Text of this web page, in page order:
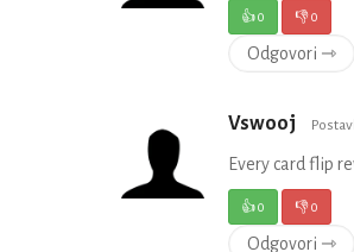
👍0 👎0
Odgovori ⇾
Vswooj
Every card flip
👍0 👎0
Odgovori ⇾